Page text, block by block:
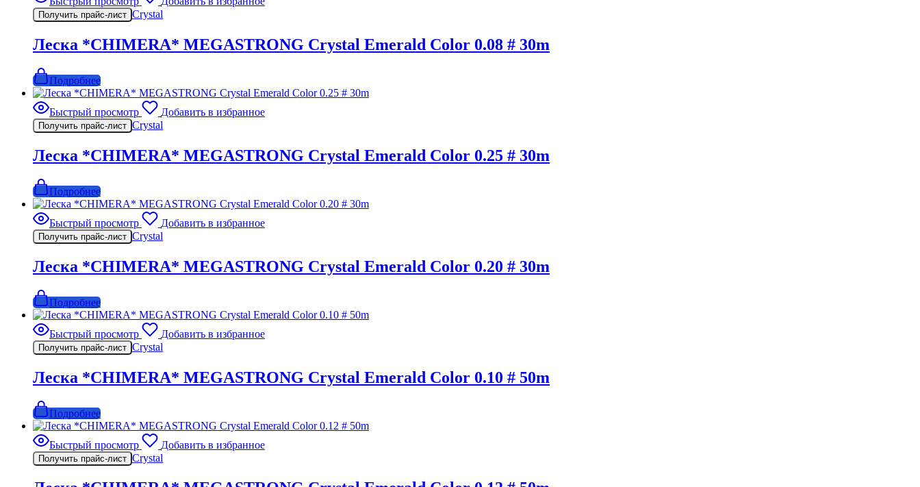
Получить прайс-лист Crystal
Леска *CHIMERA* MEGASTRONG Crystal Emerald Color 0.08 # 30m
Подробнее
Быстрый просмотр Добавить в избранное
Получить прайс-лист Crystal
Леска *CHIMERA* MEGASTRONG Crystal Emerald Color 0.25 # 30m
Подробнее
Быстрый просмотр Добавить в избранное
Получить прайс-лист Crystal
Леска *CHIMERA* MEGASTRONG Crystal Emerald Color 0.20 # 30m
Подробнее
Быстрый просмотр Добавить в избранное
Получить прайс-лист Crystal
Леска *CHIMERA* MEGASTRONG Crystal Emerald Color 0.10 # 50m
Подробнее
Быстрый просмотр Добавить в избранное
Получить прайс-лист Crystal